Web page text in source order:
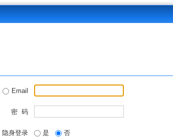
Email
密 码
隐身登录 是 否